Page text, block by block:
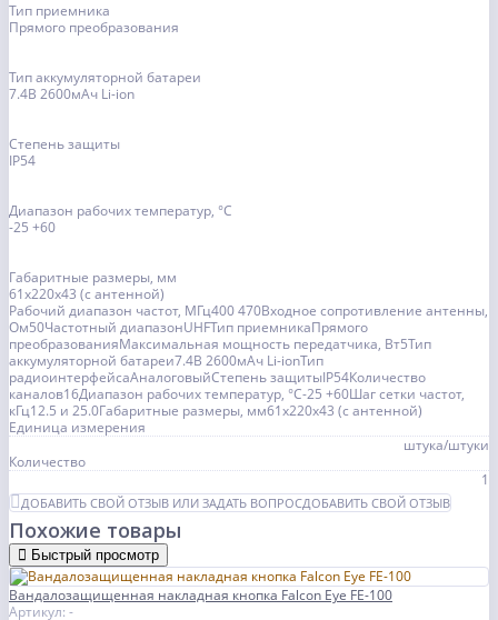
Тип приемника
Прямого преобразования
Тип аккумуляторной батареи
7.4В 2600мАч Li-ion
Степень защиты
IP54
Диапазон рабочих температур, °С
-25 +60
Габаритные размеры, мм
61х220х43 (с антенной)
Рабочий диапазон частот, МГц400 470Входное сопротивление антенны,
Ом50Частотный диапазонUHFТип приемникаПрямого
преобразованияМаксимальная мощность передатчика, Вт5Тип
аккумуляторной батареи7.4В 2600мАч Li-ionТип
радиоинтерфейсаАналоговыйСтепень защитыIP54Количество
каналов16Диапазон рабочих температур, °С-25 +60Шаг сетки частот,
кГц12.5 и 25.0Габаритные размеры, мм61х220х43 (с антенной)
Единица измерения
штука/штуки
Количество
1
ДОБАВИТЬ СВОЙ ОТЗЫВ ИЛИ ЗАДАТЬ ВОПРОСДОБАВИТЬ СВОЙ ОТЗЫВ
Похожие товары
Быстрый просмотр
Вандалозащищенная накладная кнопка Falcon Eye FE-100
Артикул: -